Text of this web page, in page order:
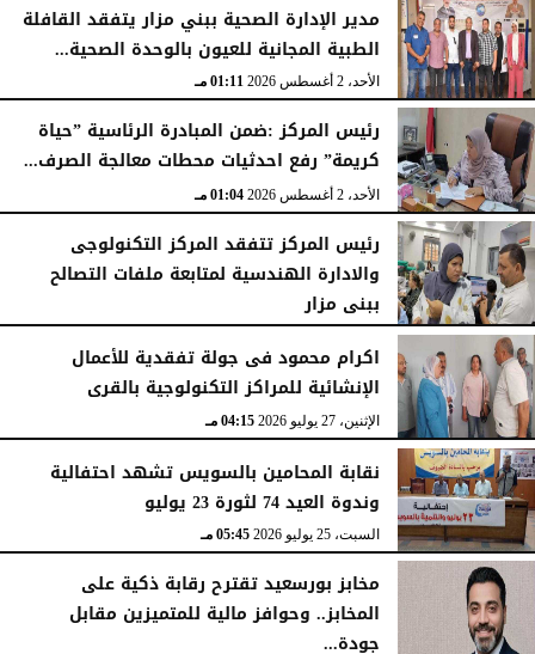
مدير الإدارة الصحية ببني مزار يتفقد القافلة
الطبية المجانية للعيون بالوحدة الصحية...
الأحد، 2 أغسطس 2026 01:11 مـ
رئيس المركز :ضمن المبادرة الرئاسية ”حياة
كريمة” رفع احدثيات محطات معالجة الصرف...
الأحد، 2 أغسطس 2026 01:04 مـ
رئيس المركز تتفقد المركز التكنولوجى
والادارة الهندسية لمتابعة ملفات التصالح
ببنى مزار
الأربعاء، 29 يوليو 2026 02:03 مـ
اكرام محمود فى جولة تفقدية للأعمال
الإنشائية للمراكز التكنولوجية بالقرى
الإثنين، 27 يوليو 2026 04:15 مـ
نقابة المحامين بالسويس تشهد احتفالية
وندوة العيد 74 لثورة 23 يوليو
السبت، 25 يوليو 2026 05:45 مـ
مخابز بورسعيد تقترح رقابة ذكية على
المخابز.. وحوافز مالية للمتميزين مقابل
جودة...